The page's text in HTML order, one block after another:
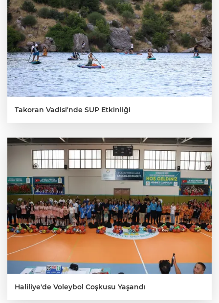
Takoran Vadisi'nde SUP Etkinliği
Haliliye'de Voleybol Coşkusu Yaşandı